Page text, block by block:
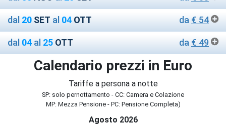
dal 20 SET al 04 OTT da € 54
dal 04 al 25 OTT da € 49
Calendario prezzi in Euro
Tariffe a persona a notte
SP: solo pernottamento - CC: Camera e Colazione
MP: Mezza Pensione - PC: Pensione Completa)
Agosto 2026